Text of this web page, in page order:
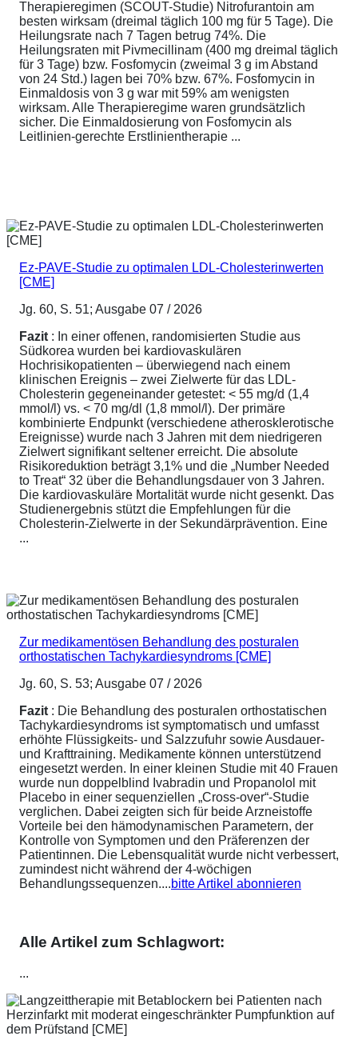
Therapieregimen (SCOUT-Studie) Nitrofurantoin am
besten wirksam (dreimal täglich 100 mg für 5 Tage). Die
Heilungsrate nach 7 Tagen betrug 74%. Die
Heilungsraten mit Pivmecillinam (400 mg dreimal täglich
für 3 Tage) bzw. Fosfomycin (zweimal 3 g im Abstand
von 24 Std.) lagen bei 70% bzw. 67%. Fosfomycin in
Einmaldosis von 3 g war mit 59% am wenigsten
wirksam. Alle Therapieregime waren grundsätzlich
sicher. Die Einmaldosierung von Fosfomycin als
Leitlinien-gerechte Erstlinientherapie ...
Ez-PAVE-Studie zu optimalen LDL-Cholesterinwerten
[CME]
Jg. 60, S. 51; Ausgabe 07 / 2026
Fazit : In einer offenen, randomisierten Studie aus
Südkorea wurden bei kardiovaskulären
Hochrisikopatienten – überwiegend nach einem
klinischen Ereignis – zwei Zielwerte für das LDL-
Cholesterin gegeneinander getestet: < 55 mg/d (1,4
mmol/l) vs. < 70 mg/dl (1,8 mmol/l). Der primäre
kombinierte Endpunkt (verschiedene atherosklerotische
Ereignisse) wurde nach 3 Jahren mit dem niedrigeren
Zielwert signifikant seltener erreicht. Die absolute
Risikoreduktion beträgt 3,1% und die „Number Needed
to Treat“ 32 über die Behandlungsdauer von 3 Jahren.
Die kardiovaskuläre Mortalität wurde nicht gesenkt. Das
Studienergebnis stützt die Empfehlungen für die
Cholesterin-Zielwerte in der Sekundärprävention. Eine
...
Zur medikamentösen Behandlung des posturalen
orthostatischen Tachykardiesyndroms [CME]
Jg. 60, S. 53; Ausgabe 07 / 2026
Fazit : Die Behandlung des posturalen orthostatischen
Tachykardiesyndroms ist symptomatisch und umfasst
erhöhte Flüssigkeits- und Salzzufuhr sowie Ausdauer-
und Krafttraining. Medikamente können unterstützend
eingesetzt werden. In einer kleinen Studie mit 40 Frauen
wurde nun doppelblind Ivabradin und Propanolol mit
Placebo in einer sequenziellen „Cross-over“-Studie
verglichen. Dabei zeigten sich für beide Arzneistoffe
Vorteile bei den hämodynamischen Parametern, der
Kontrolle von Symptomen und den Präferenzen der
Patientinnen. Die Lebensqualität wurde nicht verbessert,
zumindest nicht während der 4-wöchigen
Behandlungssequenzen....bitte Artikel abonnieren
Alle Artikel zum Schlagwort:
...